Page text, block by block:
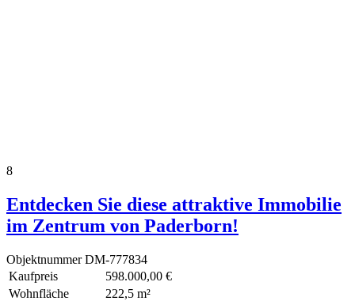
8
Entdecken Sie diese attraktive Immobilie
im Zentrum von Paderborn!
Objektnummer DM-777834
Kaufpreis
598.000,00 €
Wohnfläche
222,5 m²